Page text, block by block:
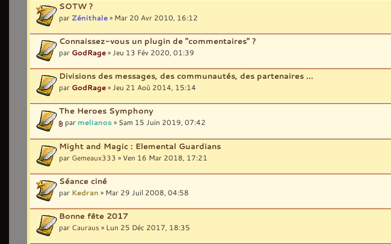
SOTW ?
par Zénithale» Mar 20 Avr 2010, 16:12
Connaissez-vous un plugin de "commentaires" ?
par GodRage» Jeu 13 Fév 2020, 01:39
Divisions des messages, des communautés, des partenaires ...
par GodRage» Jeu 21 Aoû 2014, 15:14
The Heroes Symphony
par melianos» Sam 15 Juin 2019, 07:42
Might and Magic : Elemental Guardians
par Gemeaux333 » Ven 16 Mar 2018, 17:21
Séance ciné
par Kedran » Mar 29 Juil 2008, 04:58
Bonne fête 2017
par Cauraus» Lun 25 Déc 2017, 18:35